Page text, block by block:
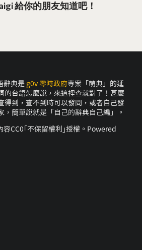
給你的朋友知道吧！
辭典是 g0v 零時政府專案「萌典」的延
的台語怎麼說，來這裡查就對了！甚麼
得到，查不到時可以發問，或者自己發
，簡單說就是「自己的辭典自己編」。
容CC0｢不保留權利｣授權。Powered